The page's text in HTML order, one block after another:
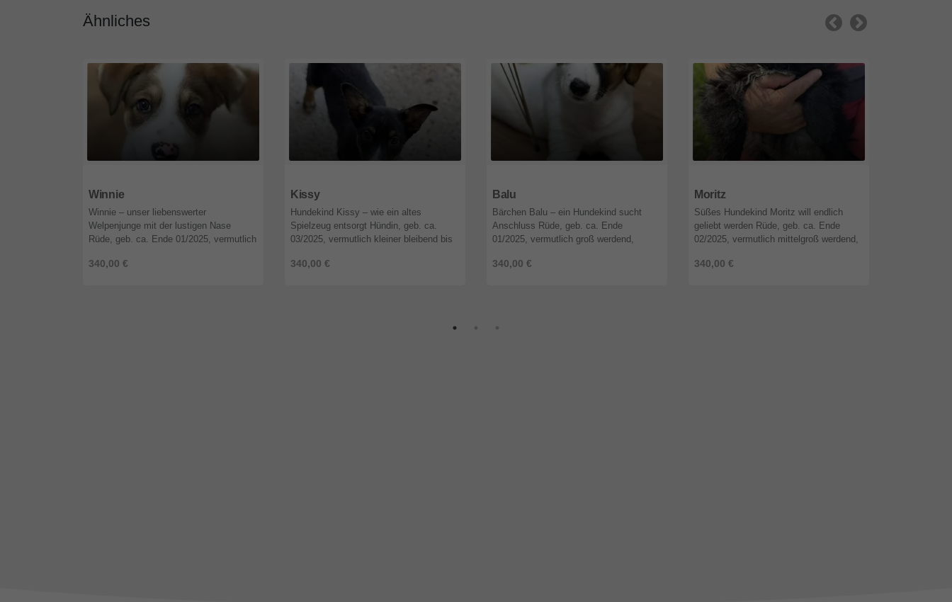
Ähnliches
Winnie
340,00 €
Winnie – unser liebenswerter
Welpenjunge mit der lustigen Nase
Rüde, geb. ca. Ende 01/2025, vermutlich
Ausreise Test auf Babesiose, Borreliose,
Kissy
340,00 €
Hundekind Kissy – wie ein altes
Spielzeug entsorgt Hündin, geb. ca.
03/2025, vermutlich kleiner bleibend bis
Ausreise Test auf Babesiose, ...
Balu
340,00 €
Bärchen Balu – ein Hundekind sucht
Anschluss Rüde, geb. ca. Ende
01/2025, vermutlich groß werdend,
Babesiose, Borreliose, Ehrlichiose, Anap
Moritz
340,00 €
Süßes Hundekind Moritz will endlich
geliebt werden Rüde, geb. ca. Ende
02/2025, vermutlich mittelgroß werdend,
Babesiose, Borreliose, Ehrli ...